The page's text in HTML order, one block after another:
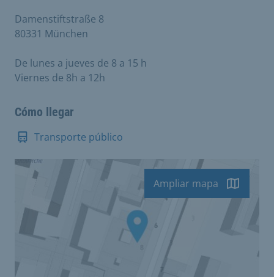
Damenstiftstraße 8
80331 München
De lunes a jueves de 8 a 15 h
Viernes de 8h a 12h
Cómo llegar
Transporte público
Ampliar mapa